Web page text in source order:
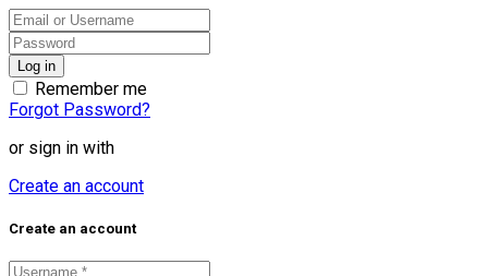
Remember me
Forgot Password?
or sign in with
Create an account
Create an account